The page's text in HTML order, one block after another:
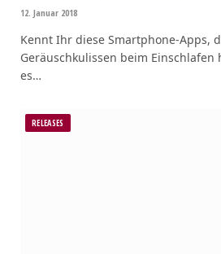
12. Januar 2018
Kennt Ihr diese Smartphone-Apps,
Geräuschkulissen beim Einschlafen
es…
RELEASES